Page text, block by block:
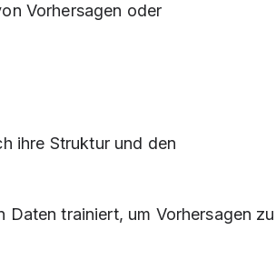
Vorhersagen oder
ihre Struktur und den
trainiert, um Vorhersagen zu